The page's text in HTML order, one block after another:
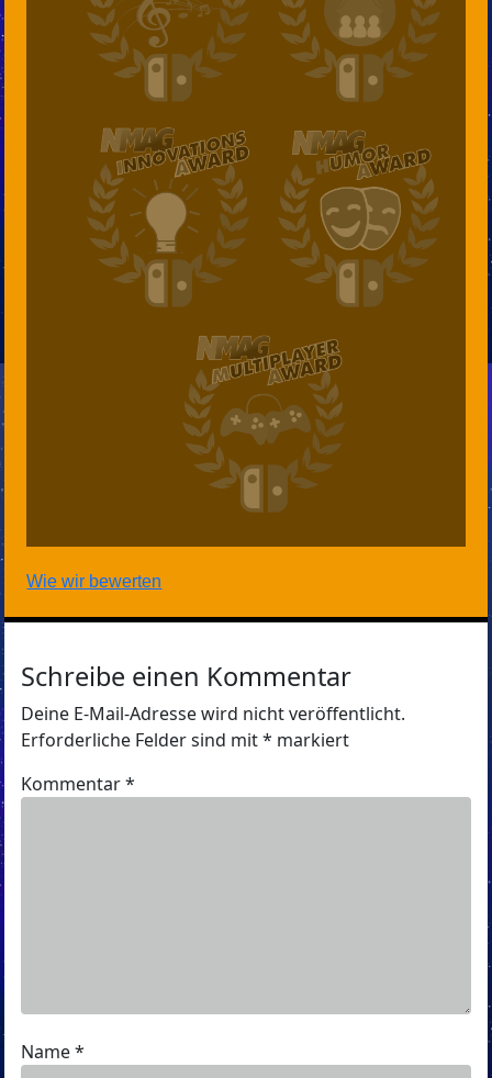
Wie wir bewerten
Schreibe einen Kommentar
Deine E-Mail-Adresse wird nicht veröffentlicht.
Erforderliche Felder sind mit* markiert
Kommentar*
Name*